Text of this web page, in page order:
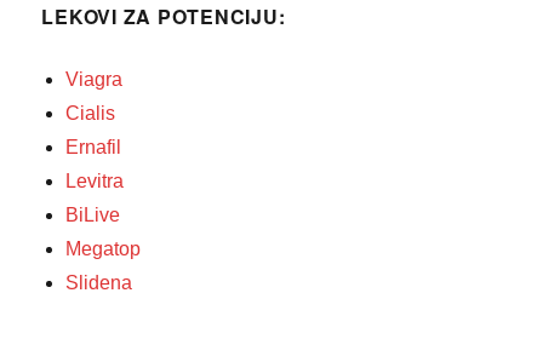
LEKOVI ZA POTENCIJU:
Viagra
Cialis
Ernafil
Levitra
BiLive
Megatop
Slidena